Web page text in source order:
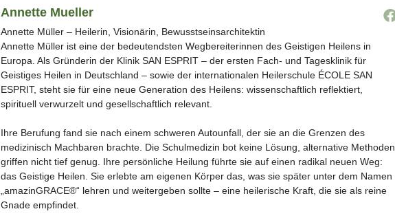
Annette Mueller
Annette Müller – Heilerin, Visionärin, Bewusstseinsarchitektin
Annette Müller ist eine der bedeutendsten Wegbereiterinnen des Geistigen Heilens in
Europa. Als Gründerin der Klinik SAN ESPRIT – der ersten Fach- und Tagesklinik für
Geistiges Heilen in Deutschland – sowie der internationalen Heilerschule ÉCOLE SAN
ESPRIT, steht sie für eine neue Generation des Heilens: wissenschaftlich reflektiert,
spirituell verwurzelt und gesellschaftlich relevant.
Ihre Berufung fand sie nach einem schweren Autounfall, der sie an die Grenzen des
medizinisch Machbaren brachte. Die Schulmedizin bot keine Lösung, alternative Methoden
griffen nicht tief genug. Ihre persönliche Heilung führte sie auf einen radikal neuen Weg:
das Geistige Heilen. Sie erlebte am eigenen Körper das, was sie später unter dem Namen
„amazinGRACE®“ lehren und weitergeben sollte – eine heilerische Kraft, die sie als reine
Gnade empfindet.